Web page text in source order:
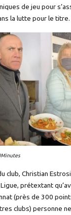
de jeu pour
la lutte pour le titre.
club, Christian
prétextant
(près de 300
clubs) personne